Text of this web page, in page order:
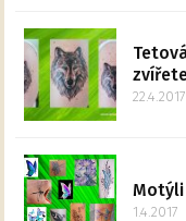
22.4.2017
Motýli
1.4.2017